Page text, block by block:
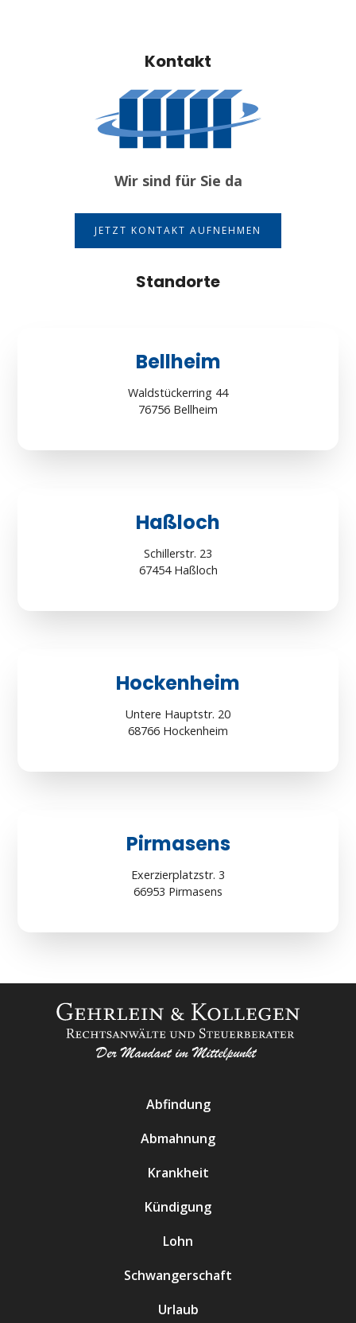
Kontakt
Wir sind für Sie da
JETZT KONTAKT AUFNEHMEN
Standorte
Bellheim
Waldstückerring 44
76756 Bellheim
Haßloch
Schillerstr. 23
67454 Haßloch
Hockenheim
Untere Hauptstr. 20
68766 Hockenheim
Pirmasens
Exerzierplatzstr. 3
66953 Pirmasens
Abfindung
Abmahnung
Krankheit
Kündigung
Lohn
Schwangerschaft
Urlaub